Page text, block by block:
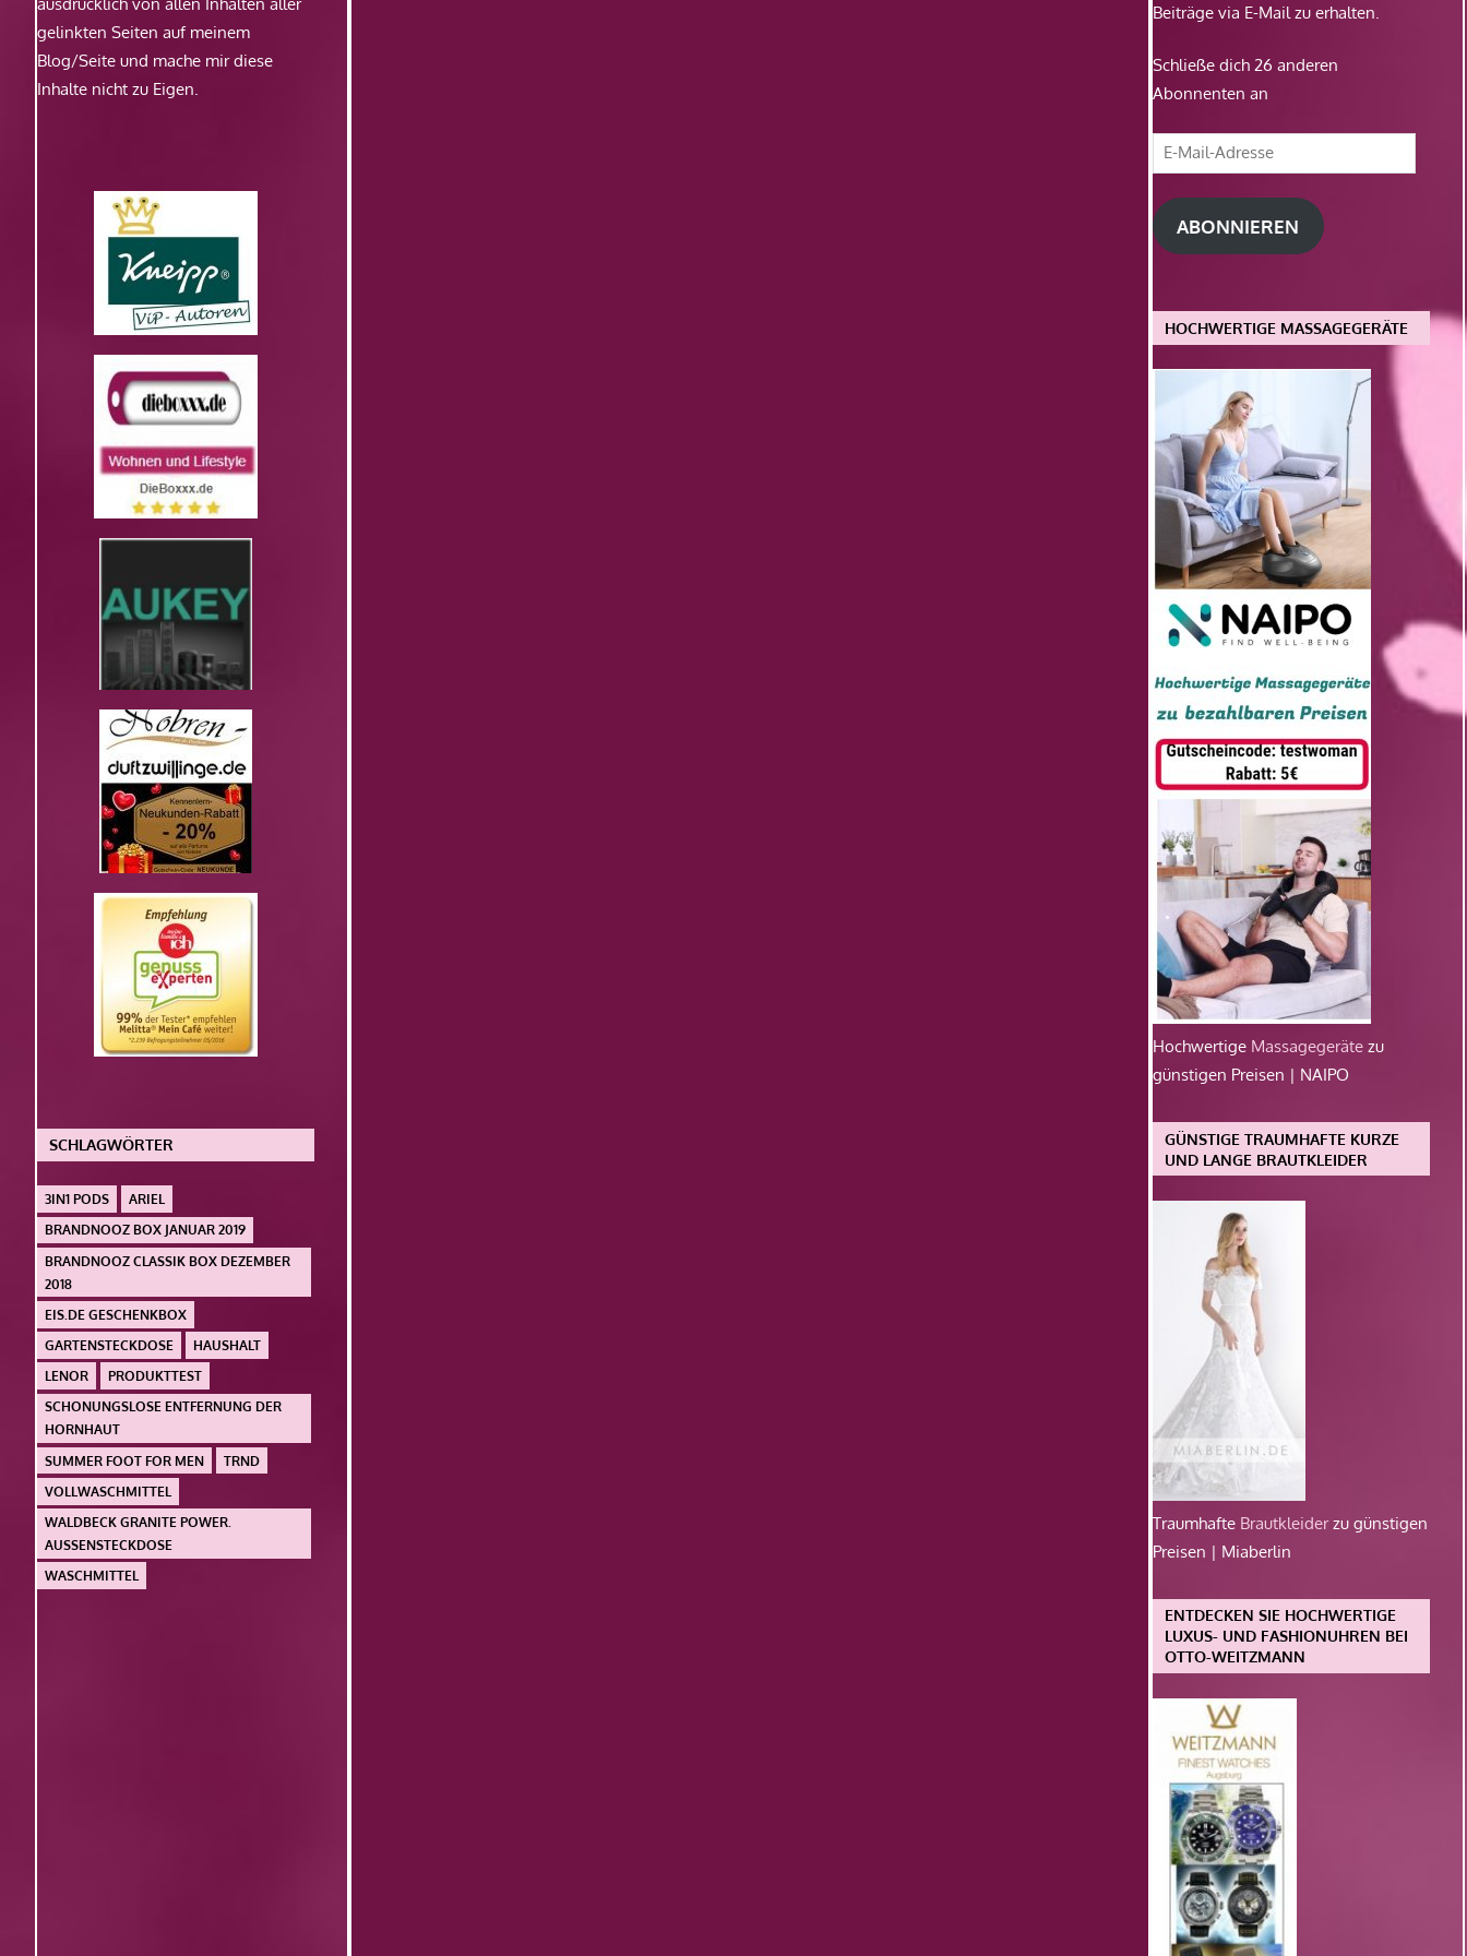
gelinkten Seiten auf meinem
Blog/Seite und mache mir diese
Inhalte nicht zu Eigen.
SCHLAGWÖRTER
3IN1 PODS
ARIEL
BRANDNOOZ BOX JANUAR 2019
BRANDNOOZ CLASSIK BOX DEZEMBER
2018
EIS.DE GESCHENKBOX
GARTENSTECKDOSE
HAUSHALT
LENOR
PRODUKTTEST
SCHONUNGSLOSE ENTFERNUNG DER
HORNHAUT
SUMMER FOOT FOR MEN
TRND
VOLLWASCHMITTEL
WALDBECK GRANITE POWER.
AUSSENSTECKDOSE
WASCHMITTEL
Beiträge via E-Mail zu erhalten.
Schließe dich 26 anderen
Abonnenten an
E-
Mail-
Adresse
ABONNIEREN
HOCHWERTIGE MASSAGEGERÄTE
Hochwertige Massagegeräte zu
günstigen Preisen | NAIPO
GÜNSTIGE TRAUMHAFTE KURZE
UND LANGE BRAUTKLEIDER
Traumhafte Brautkleiderzu günstigen
Preisen | Miaberlin
ENTDECKEN SIE HOCHWERTIGE
LUXUS- UND FASHIONUHREN BEI
OTTO-WEITZMANN